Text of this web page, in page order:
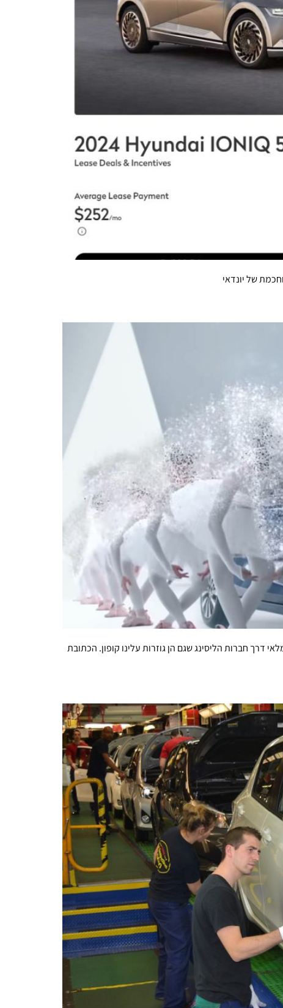
של יונדאי
דרך חברות הליסינג שגם הן גוזרות עלינו קופון. הכתובת